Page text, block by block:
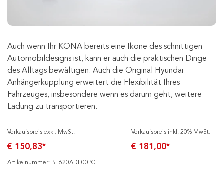
Auch wenn Ihr KONA bereits eine Ikone des schnittigen
Automobildesigns ist, kann er auch die praktischen Dinge
des Alltags bewältigen. Auch die Original Hyundai
Anhängerkupplung erweitert die Flexibilität Ihres
Fahrzeuges, insbesondere wenn es darum geht, weitere
Ladung zu transportieren.
Verkaufspreis exkl. MwSt.
€ 150,83*
Verkaufspreis inkl. 20% MwSt.
€ 181,00*
Artikelnummer: BE620ADE00PC